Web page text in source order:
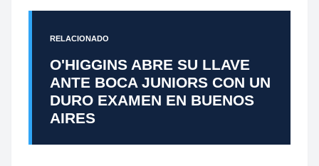
RELACIONADO
O'HIGGINS ABRE SU LLAVE
ANTE BOCA JUNIORS CON UN
DURO EXAMEN EN BUENOS
AIRES